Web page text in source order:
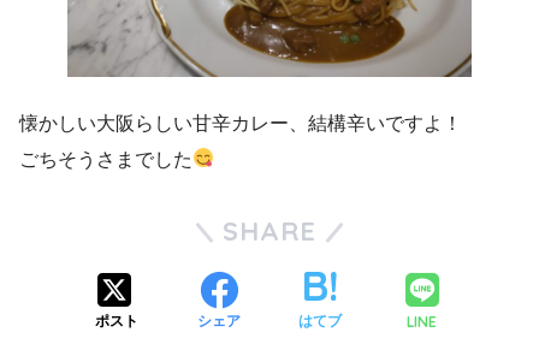
懐かしい大阪らしい甘辛カレー、結構辛いですよ！
ごちそうさまでした
SHARE
ポスト シェア はてブ LINE